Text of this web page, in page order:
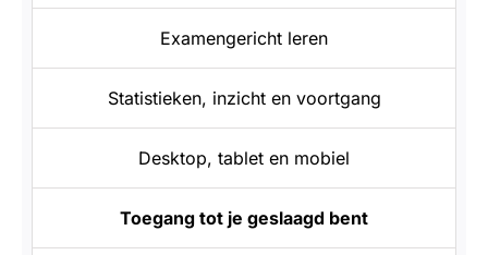
Examengericht leren
Statistieken, inzicht en voortgang
Desktop, tablet en mobiel
Toegang tot je geslaagd bent